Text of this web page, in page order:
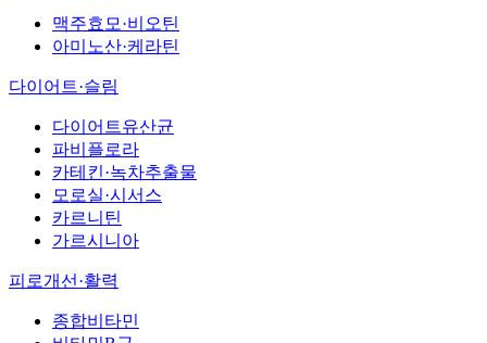
맥주효모·비오틴
아미노산·케라틴
다이어트·슬림
다이어트유산균
파비플로라
카테킨·녹차추출물
모로실·시서스
카르니틴
가르시니아
피로개선·활력
종합비타민